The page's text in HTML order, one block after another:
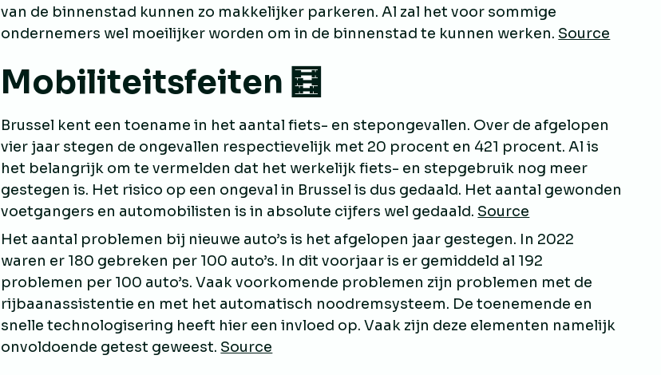
van de binnenstad kunnen zo makkelijker parkeren. Al zal het voor sommige
ondernemers wel moeilijker worden om in de binnenstad te kunnen werken. Source
Mobiliteitsfeiten 🧮
Brussel kent een toename in het aantal fiets- en stepongevallen. Over de afgelopen
vier jaar stegen de ongevallen respectievelijk met 20 procent en 421 procent. Al is
het belangrijk om te vermelden dat het werkelijk fiets- en stepgebruik nog meer
gestegen is. Het risico op een ongeval in Brussel is dus gedaald. Het aantal gewonden
voetgangers en automobilisten is in absolute cijfers wel gedaald. Source
Het aantal problemen bij nieuwe auto’s is het afgelopen jaar gestegen. In 2022
waren er 180 gebreken per 100 auto’s. In dit voorjaar is er gemiddeld al 192
problemen per 100 auto’s. Vaak voorkomende problemen zijn problemen met de
rijbaanassistentie en met het automatisch noodremsysteem. De toenemende en
snelle technologisering heeft hier een invloed op. Vaak zijn deze elementen namelijk
onvoldoende getest geweest. Source